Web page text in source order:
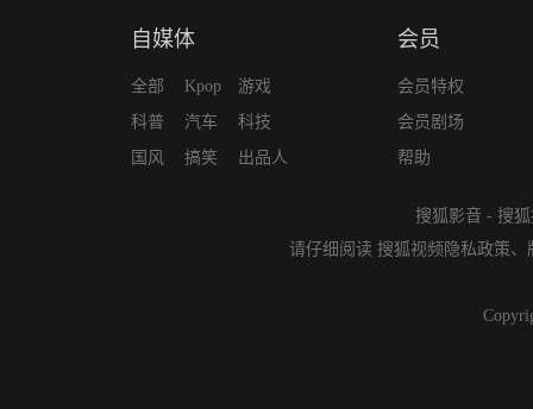
自媒体
全部
科普
国风
Kpop
汽车
搞笑
游戏
科技
出品人
会员
会员特权
会员剧场
帮助
搜狐影音 - 搜
请仔细阅读 搜狐视频隐私政策、